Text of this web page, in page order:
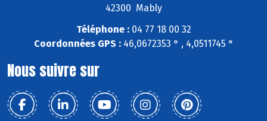
42300 Mably
Téléphone :04 77 18 00 32
Coordonnées GPS :46,0672353 ° , 4,0511745 °
Nous suivre sur